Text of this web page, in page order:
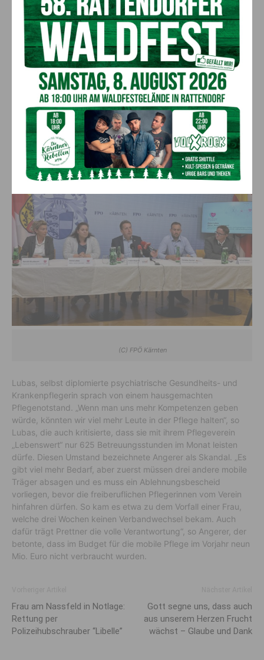
Ausbildungsprämie durch das Land kritisierte. Steiner
berichtete über die steigende Frustration am Klinikum
Klagenfurt und die massive Belastung der Ärzte und des
Pflegepersonals, die fast nicht mehr zu stemmen sei. Der
Arbeitsauswand sei enorm gestiegen, oft seien die
Pflegekräfte mehr mit der Verwaltung und Dokumentation
beschäftigt als mit den Patienten. „Die Politik muss alles
unternehmen, um die bestehenden Pflegekräfte zu halten und
endlich Anreize setzen, um neue zu bekommen.“
Hausgemachter Pflegenotstand
(C) FPÖ Kärnten
Lubas, selbst diplomierte psychiatrische Gesundheits- und
Krankenpflegerin sprach von einem hausgemachten
Pflegenotstand. „Wenn man uns mehr Kompetenzen geben
würde, könnten wir viel mehr Leute in der Pflege halten“, so
Lubas, die auch kritisierte, dass sie mit ihrem Pflegeverein
„Lebenswert“ nur 625 Betreuungsstunden im Monat leisten
dürfe. Diesen Umstand bezeichnete Angerer als Skandal. „Es
gibt viel mehr Bedarf, aber zuerst müssen drei andere mobile
Träger absagen und es muss ein Ablehnungsbescheid
vorliegen, bevor die freiberuflichen Pflegerinnen vom Verein
hinfahren dürfen. So kam es etwa zu dem Vorfall einer Frau,
welche drei Wochen keinen Verbandwechsel bekam. Auch
dafür trägt Prettner die volle Verantwortung“, so Angerer, der
betonte, dass im Budget für die mobile Pflege im Vorjahr neun
Mio. Euro nicht verbraucht wurden.
Frau am Nassfeld in Notlage:
Rettung per
Polizeihubschrauber “Libelle”
Gott segne uns, dass auch
aus unserem Herzen Frucht
wächst – Glaube und Dank